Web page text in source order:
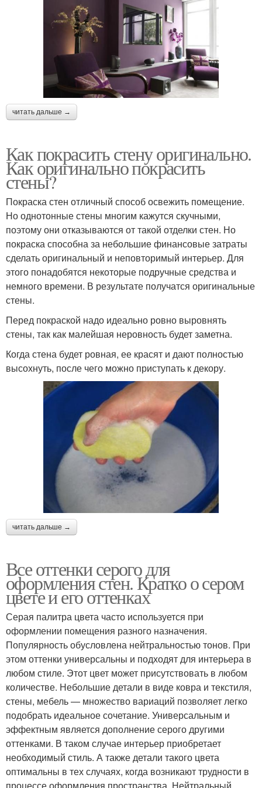
читать дальше →
Как покрасить стену оригинально.
Как оригинально покрасить
стены?
Покраска стен отличный способ освежить помещение.
Но однотонные стены многим кажутся скучными,
поэтому они отказываются от такой отделки стен. Но
покраска способна за небольшие финансовые затраты
сделать оригинальный и неповторимый интерьер. Для
этого понадобятся некоторые подручные средства и
немного времени. В результате получатся оригинальные
стены.
Перед покраской надо идеально ровно выровнять
стены, так как малейшая неровность будет заметна.
Когда стена будет ровная, ее красят и дают полностью
высохнуть, после чего можно приступать к декору.
читать дальше →
Все оттенки серого для
оформления стен. Кратко о сером
цвете и его оттенках
Серая палитра цвета часто используется при
оформлении помещения разного назначения.
Популярность обусловлена нейтральностью тонов. При
этом оттенки универсальны и подходят для интерьера в
любом стиле. Этот цвет может присутствовать в любом
количестве. Небольшие детали в виде ковра и текстиля,
стены, мебель — множество вариаций позволяет легко
подобрать идеальное сочетание. Универсальным и
эффектным является дополнение серого другими
оттенками. В таком случае интерьер приобретает
необходимый стиль. А также детали такого цвета
оптимальны в тех случаях, когда возникают трудности в
процессе оформления пространства. Нейтральный